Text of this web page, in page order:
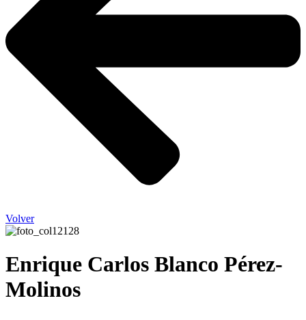
Volver
Enrique Carlos Blanco Pérez-
Molinos